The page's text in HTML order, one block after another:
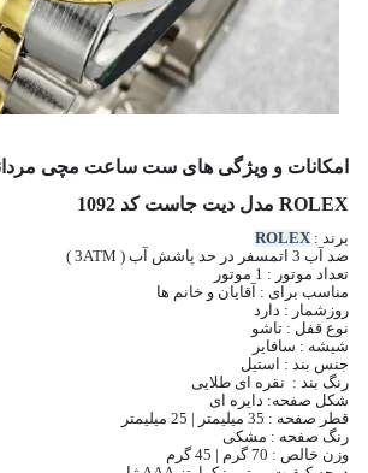
امکانات و ویژگی های ست ساعت مچی
ROLEX مدل دیت جاست کد 1092
برند : ROLEX
ضد آب 3 اتمسفر در حد پاشش آب ( 3ATM )
تعداد موتور : 1 موتور
مناسب برای : آقایان و خانم ها
روزشمار : دارد
نوع قفل : تاشو
شیشه : سافایر
جنس بند : استیل
رنگ بند : نقره ای طلایی
شکل صفحه: دایره ای
قطر صفحه : 35 میلیمتر | 25 میلیمتر
رنگ صفحه : مشکی
وزن خالص : 70 گرم | 45 گرم